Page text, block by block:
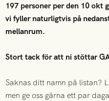
197 personer per den 10 okt
vi fyller naturligtvis på
mellanrum.
Stort tack för att ni stöttar
Saknas ditt namn på listan?
men ge oss gärna ett par